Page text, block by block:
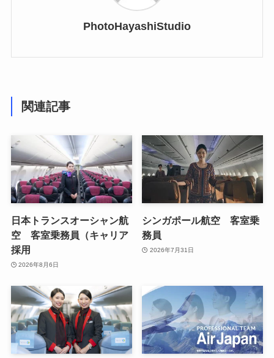
PhotoHayashiStudio
関連記事
日本トランスオーシャン航
空 客室乗務員（キャリア
採用
2026年8月6日
シンガポール航空 客室乗
務員
2026年7月31日